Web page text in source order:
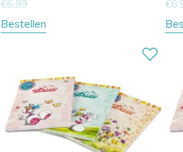
€6,99
Bestellen
€